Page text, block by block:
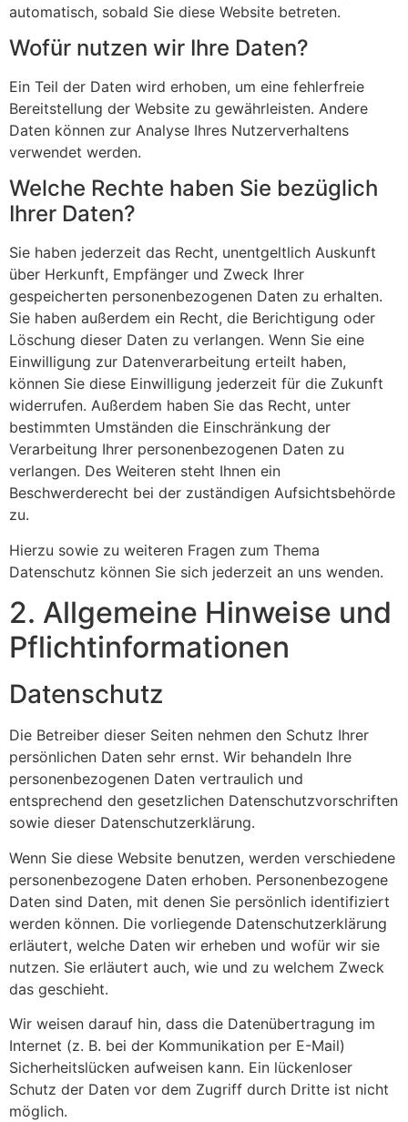
automatisch, sobald Sie diese Website betreten.
Wofür nutzen wir Ihre Daten?
Ein Teil der Daten wird erhoben, um eine fehlerfreie
Bereitstellung der Website zu gewährleisten. Andere
Daten können zur Analyse Ihres Nutzerverhaltens
verwendet werden.
Welche Rechte haben Sie bezüglich
Ihrer Daten?
Sie haben jederzeit das Recht, unentgeltlich Auskunft
über Herkunft, Empfänger und Zweck Ihrer
gespeicherten personenbezogenen Daten zu erhalten.
Sie haben außerdem ein Recht, die Berichtigung oder
Löschung dieser Daten zu verlangen. Wenn Sie eine
Einwilligung zur Datenverarbeitung erteilt haben,
können Sie diese Einwilligung jederzeit für die Zukunft
widerrufen. Außerdem haben Sie das Recht, unter
bestimmten Umständen die Einschränkung der
Verarbeitung Ihrer personenbezogenen Daten zu
verlangen. Des Weiteren steht Ihnen ein
Beschwerderecht bei der zuständigen Aufsichtsbehörde
zu.
Hierzu sowie zu weiteren Fragen zum Thema
Datenschutz können Sie sich jederzeit an uns wenden.
2. Allgemeine Hinweise und
Pflicht­informationen
Datenschutz
Die Betreiber dieser Seiten nehmen den Schutz Ihrer
persönlichen Daten sehr ernst. Wir behandeln Ihre
personenbezogenen Daten vertraulich und
entsprechend den gesetzlichen Datenschutzvorschriften
sowie dieser Datenschutzerklärung.
Wenn Sie diese Website benutzen, werden verschiedene
personenbezogene Daten erhoben. Personenbezogene
Daten sind Daten, mit denen Sie persönlich identifiziert
werden können. Die vorliegende Datenschutzerklärung
erläutert, welche Daten wir erheben und wofür wir sie
nutzen. Sie erläutert auch, wie und zu welchem Zweck
das geschieht.
Wir weisen darauf hin, dass die Datenübertragung im
Internet (z. B. bei der Kommunikation per E-Mail)
Sicherheitslücken aufweisen kann. Ein lückenloser
Schutz der Daten vor dem Zugriff durch Dritte ist nicht
möglich.